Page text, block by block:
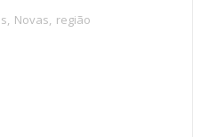
, Novas, região